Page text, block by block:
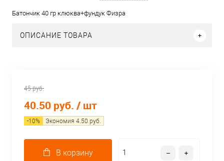
Батончик 40 гр клюква+фундук Физра
ОПИСАНИЕ ТОВАРА
45 руб.
40.50 руб. / шт
-10% Экономия 4.50 руб.
В корзину